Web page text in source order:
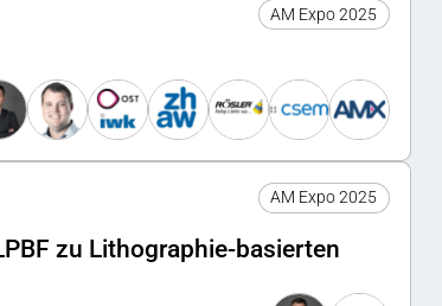
AM Expo 2025
AM Expo 2025
zu Lithographie-basierten